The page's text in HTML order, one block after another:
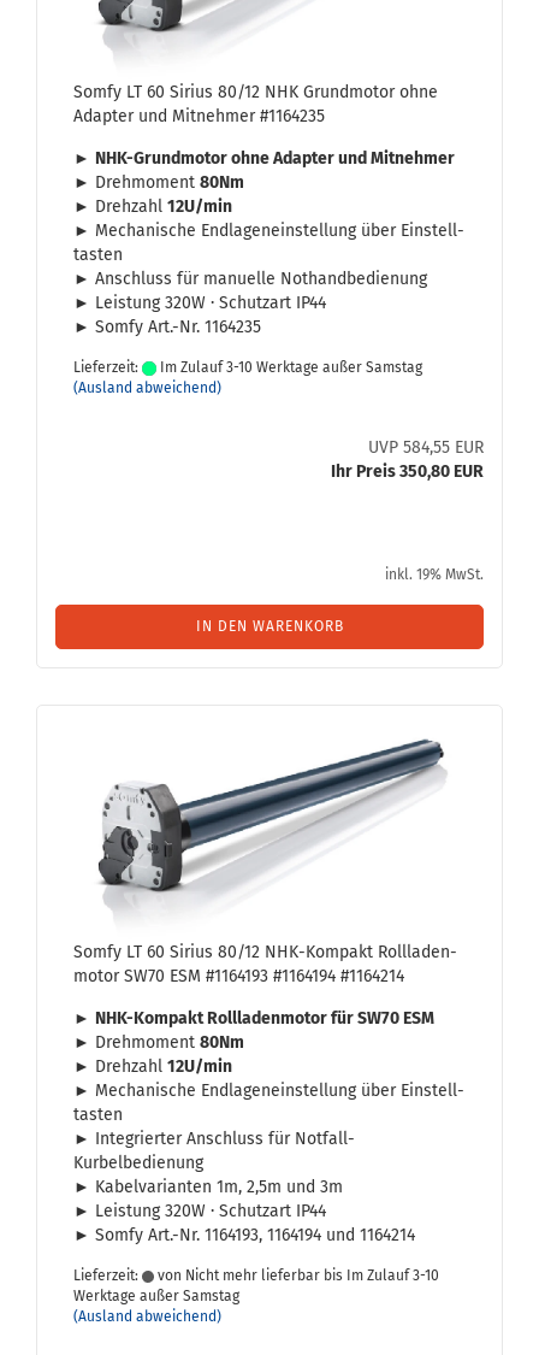
Somfy LT 60 Si­ri­us 80/12 NHK Grund­mo­tor ohne
Ad­ap­ter und Mit­neh­mer #1164235
► NHK-​Grundmotor ohne Ad­ap­ter und Mit­neh­mer
► Dreh­mo­ment 80Nm
► Dreh­zahl 12U/min
► Me­cha­ni­sche End­la­gen­ein­stel­lung über Ein­stell­
tas­ten
► An­schluss für ma­nu­el­le Not­hand­be­die­nung
► Leis­tung 320W · Schutz­art IP44
► Somfy Art.-Nr. 1164235
Lieferzeit:
Im Zulauf 3-10 Werktage außer Samstag
(Ausland abweichend)
UVP 584,55 EUR
Ihr Preis 350,80 EUR
inkl. 19% MwSt.
IN DEN WARENKORB
Somfy LT 60 Si­ri­us 80/12 NHK-​Kom­pakt Roll­la­den­
mo­tor SW70 ESM #1164193 #1164194 #1164214
► NHK-​Kompakt Roll­la­den­mo­tor für SW70 ESM
► Dreh­mo­ment 80Nm
► Dreh­zahl 12U/min
► Me­cha­ni­sche End­la­gen­ein­stel­lung über Ein­stell­
tas­ten
► In­te­grier­ter An­schluss für Notfall-​
Kurbelbedienung
► Ka­bel­va­ri­an­ten 1m, 2,5m und 3m
► Leis­tung 320W · Schutz­art IP44
► Somfy Art.-Nr. 1164193, 1164194 und 1164214
Lieferzeit:
von Nicht mehr lieferbar bis Im Zulauf 3-10
Werktage außer Samstag
(Ausland abweichend)